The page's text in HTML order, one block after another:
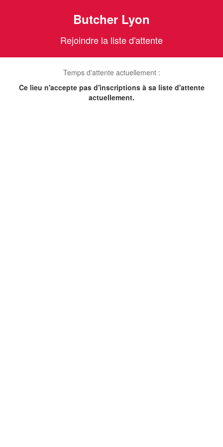
Butcher Lyon
Rejoindre la liste d'attente
Temps d'attente actuellement :
Ce lieu n'accepte pas d'inscriptions à sa liste d'attente
actuellement.